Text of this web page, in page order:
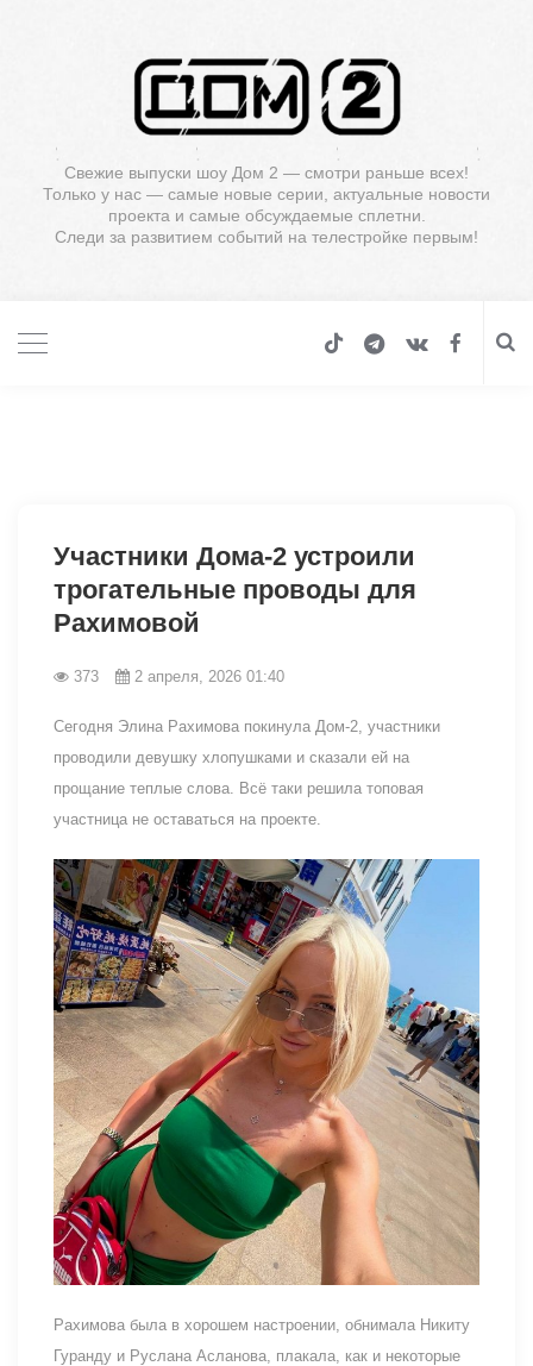
Свежие выпуски шоу Дом 2 — смотри раньше всех!
Только у нас — самые новые серии, актуальные новости
проекта и самые обсуждаемые сплетни.
Следи за развитием событий на телестройке первым!
Участники Дома-2 устроили
трогательные проводы для
Рахимовой
373 2 апреля, 2026 01:40
Сегодня Элина Рахимова покинула Дом-2, участники
проводили девушку хлопушками и сказали ей на
прощание теплые слова. Всё таки решила топовая
участница не оставаться на проекте.
Рахимова была в хорошем настроении, обнимала Никиту
Гуранду и Руслана Асланова, плакала, как и некоторые